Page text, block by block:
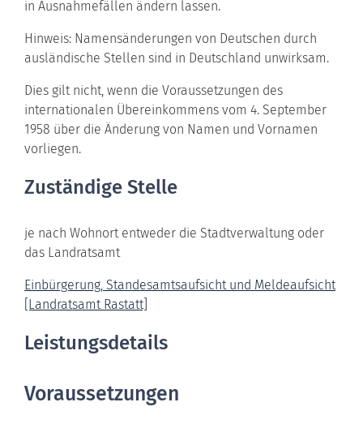
in Ausnahmefällen ändern lassen.
Hinweis: Namensänderungen von Deutschen durch
ausländische Stellen sind in Deutschland unwirksam.
Dies gilt nicht, wenn die Voraussetzungen des
internationalen Übereinkommens vom 4. September
1958 über die Änderung von Namen und Vornamen
vorliegen.
Zuständige Stelle
je nach Wohnort entweder die Stadtverwaltung oder
das Landratsamt
Einbürgerung, Standesamtsaufsicht und Meldeaufsicht
[Landratsamt Rastatt]
Leistungsdetails
Voraussetzungen